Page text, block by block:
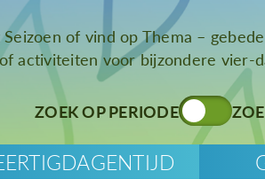
of vind op Thema –
of activiteiten voor bijzondere
ZOEK OP PERIODE